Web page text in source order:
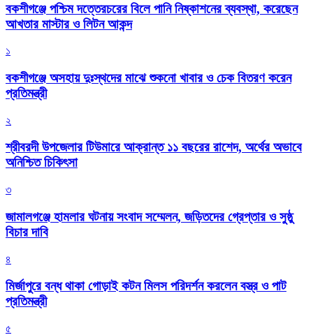
বকশীগঞ্জে পশ্চিম দত্তেরচরের বিলে পানি নিষ্কাশনের ব্যবস্থা, করেছেন
আখতার মাস্টার ও লিটন আকন্দ
১
বকশীগঞ্জে অসহায় দুঃস্থদের মাঝে শুকনো খাবার ও চেক বিতরণ করেন
প্রতিমন্ত্রী
২
শ্রীবরদী উপজেলার টিউমারে আক্রান্ত ১১ বছরের রাশেদ, অর্থের অভাবে
অনিশ্চিত চিকিৎসা
৩
জামালগঞ্জে হামলার ঘটনায় সংবাদ সম্মেলন, জড়িতদের গ্রেপ্তার ও সুষ্ঠু
বিচার দাবি
৪
মির্জাপুরে বন্ধ থাকা গোড়াই কটন মিলস পরিদর্শন করলেন বস্ত্র ও পাট
প্রতিমন্ত্রী
৫